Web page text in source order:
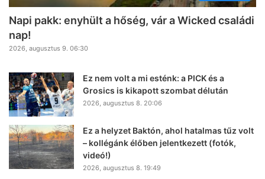
Napi pakk: enyhült a hőség, vár a Wicked családi
nap!
2026, augusztus 9. 06:30
Ez nem volt a mi esténk: a PICK és a
Grosics is kikapott szombat délután
2026, augusztus 8. 20:06
Ez a helyzet Baktón, ahol hatalmas tűz volt
– kollégánk élőben jelentkezett (fotók,
videó!)
2026, augusztus 8. 19:49